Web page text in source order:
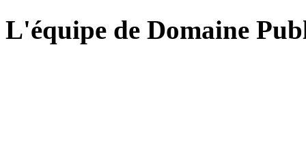
L'équipe de Domaine